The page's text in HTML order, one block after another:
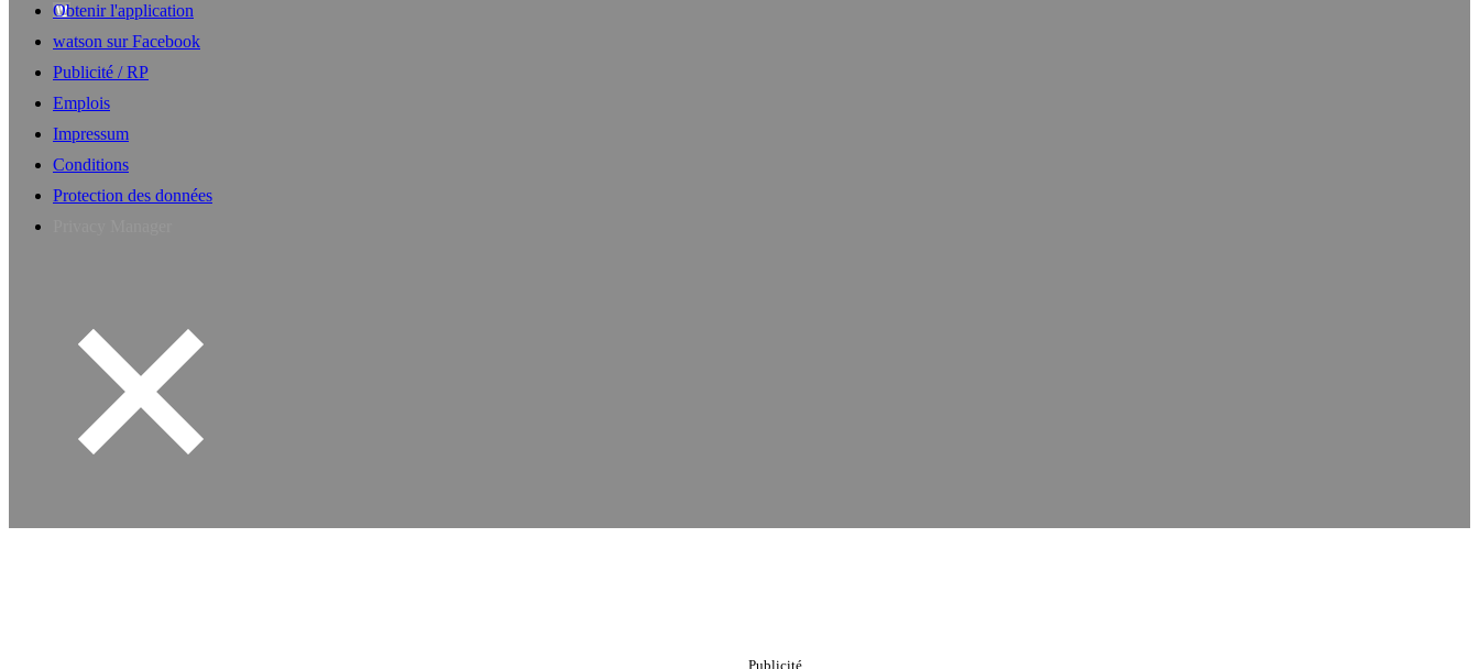
Obtenir l'application
watson sur Facebook
Publicité / RP
Emplois
Impressum
Conditions
Protection des données